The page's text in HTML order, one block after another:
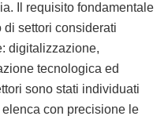
Il requisito fondamentale
di settori considerati
digitalizzazione,
tecnologica ed
sono stati individuati
elenca con precisione le